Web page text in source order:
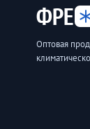
ФРЕ
Оптовая